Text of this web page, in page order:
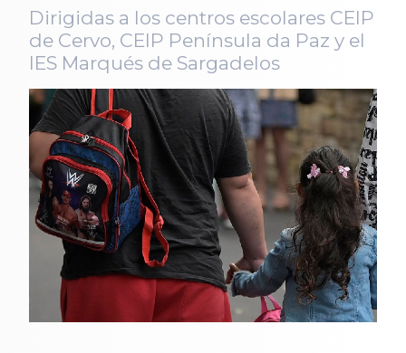
Dirigidas a los centros escolares CEIP
de Cervo, CEIP Península da Paz y el
IES Marqués de Sargadelos